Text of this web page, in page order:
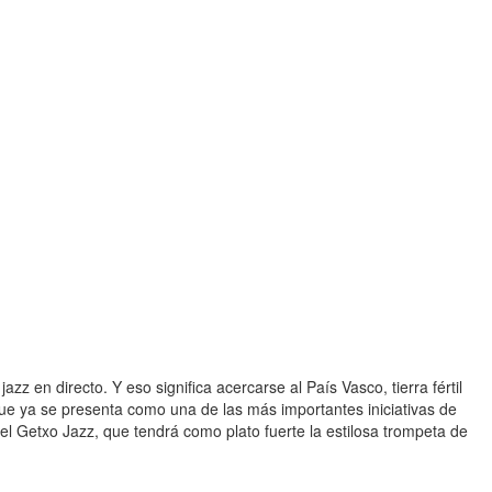
en directo. Y eso significa acercarse al País Vasco, tierra fértil
ya se presenta como una de las más importantes iniciativas de
Getxo Jazz, que tendrá como plato fuerte la estilosa trompeta de